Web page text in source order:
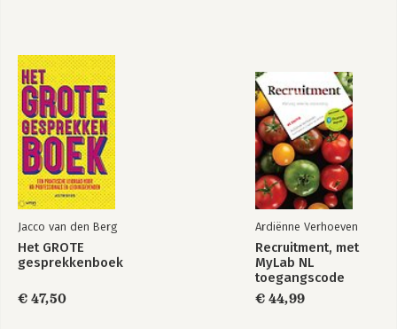
Jacco van den Berg
Het GROTE
gesprekkenboek
€ 47,50
Ardiënne Verhoeven
Recruitment, met
MyLab NL
toegangscode
€ 44,99